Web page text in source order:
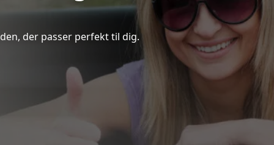
der passer perfekt til dig.